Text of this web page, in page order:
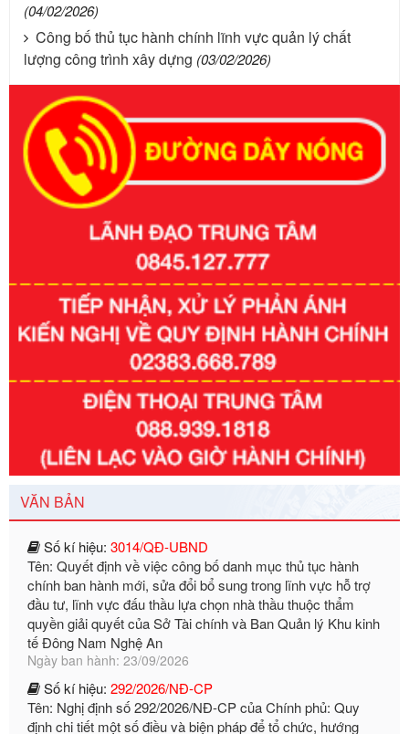
(04/02/2026)
Công bố thủ tục hành chính lĩnh vực quản lý chất
lượng công trình xây dựng (03/02/2026)
VĂN BẢN
Số kí hiệu:351/2025/NĐ-CP
Tên: Nghị định số 351/2025/NĐ-CP của Chính phủ: Quy
định chuẩn nghèo đa chiều quốc gia giai đoạn 2026 - 2030
Ngày ban hành: 29/12/2026
Số kí hiệu:
Tên: Quyết định về việc công bố danh mục thủ tục hành
chính ban hành mới, sửa đổi bổ sung trong lĩnh vực hỗ trợ
đầu tư, lĩnh vực đấu thầu lựa chọn nhà thầu thuộc thẩm
quyền giải quyết của Sở Tài chính và Ban Quản lý Khu kinh
tế Đông Nam Nghệ An
Ngày ban hành: 23/09/2026
Số kí hiệu: 292/2026/NĐ-CP
Tên: Nghị định số 292/2026/NĐ-CP của Chính phủ: Quy
định chi tiết một số điều và biện pháp để tổ chức, hướng
dẫn thi hành Luật Quản lý ngoại thương
Ngày ban hành: 21/07/2026